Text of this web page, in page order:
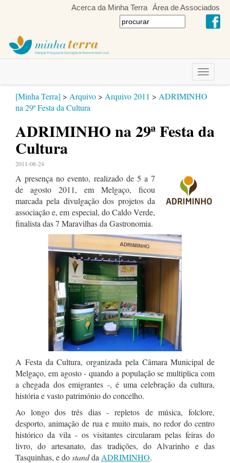
Acerca da Minha Terra Área de Associados
Toggle
[Minha Terra] > Arquivo > Arquivo 2011 > ADRIMINHO
na 29ª Festa da Cultura
ADRIMINHO na 29ª Festa da
Cultura
2011-08-24
A presença no evento, realizado de 5 a 7
de agosto 2011, em Melgaço, ficou
marcada pela divulgação dos projetos da
associação e, em especial, do Caldo Verde,
finalista das 7 Maravilhas da Gastronomia.
A Festa da Cultura, organizada pela Câmara Municipal de
Melgaço, em agosto - quando a população se multiplica com
a chegada dos emigrantes -, é uma celebração da cultura,
história e vasto património do concelho.
Ao longo dos três dias - repletos de música, folclore,
desporto, animação de rua e muito mais, no redor do centro
histórico da vila - os visitantes circularam pelas feiras do
livro, do artesanato, das tradições, do Alvarinho e das
Tasquinhas, e dostandda ADRIMINHO.